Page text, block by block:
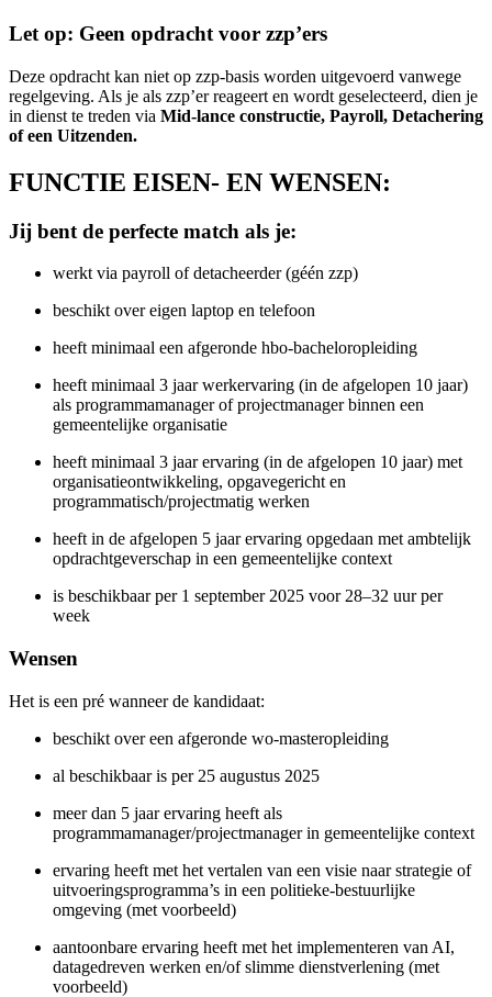
Let op: Geen opdracht voor zzp’ers
Deze opdracht kan niet op zzp-basis worden uitgevoerd vanwege
regelgeving. Als je als zzp’er reageert en wordt geselecteerd, dien je
in dienst te treden via Mid-lance constructie, Payroll, Detachering
of een Uitzenden.
FUNCTIE EISEN- EN WENSEN:
Jij bent de perfecte match als je:
werkt via payroll of detacheerder (géén zzp)
beschikt over eigen laptop en telefoon
heeft minimaal een afgeronde hbo-bacheloropleiding
heeft minimaal 3 jaar werkervaring (in de afgelopen 10 jaar)
als programmamanager of projectmanager binnen een
gemeentelijke organisatie
heeft minimaal 3 jaar ervaring (in de afgelopen 10 jaar) met
organisatieontwikkeling, opgavegericht en
programmatisch/projectmatig werken
heeft in de afgelopen 5 jaar ervaring opgedaan met ambtelijk
opdrachtgeverschap in een gemeentelijke context
is beschikbaar per 1 september 2025 voor 28–32 uur per
week
Wensen
Het is een pré wanneer de kandidaat:
beschikt over een afgeronde wo-masteropleiding
al beschikbaar is per 25 augustus 2025
meer dan 5 jaar ervaring heeft als
programmamanager/projectmanager in gemeentelijke context
ervaring heeft met het vertalen van een visie naar strategie of
uitvoeringsprogramma’s in een politieke-bestuurlijke
omgeving (met voorbeeld)
aantoonbare ervaring heeft met het implementeren van AI,
datagedreven werken en/of slimme dienstverlening (met
voorbeeld)